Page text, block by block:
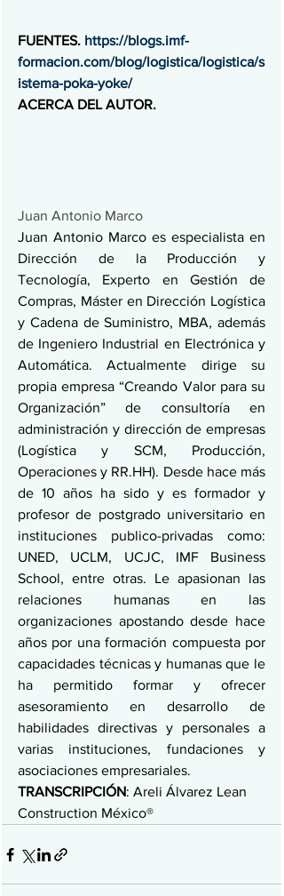
FUENTES. https://blogs.imf-
formacion.com/blog/logistica/logistica/s
istema-poka-yoke/
ACERCA DEL AUTOR.
Juan Antonio Marco
Juan Antonio Marco es especialista en
Dirección de la Producción y
Tecnología, Experto en Gestión de
Compras, Máster en Dirección Logística
y Cadena de Suministro, MBA, además
de Ingeniero Industrial en Electrónica y
Automática. Actualmente dirige su
propia empresa “Creando Valor para su
Organización” de consultoría en
administración y dirección de empresas
(Logística y SCM, Producción,
Operaciones y RR.HH). Desde hace más
de 10 años ha sido y es formador y
profesor de postgrado universitario en
instituciones publico-privadas como:
UNED, UCLM, UCJC, IMF Business
School, entre otras. Le apasionan las
relaciones humanas en las
organizaciones apostando desde hace
años por una formación compuesta por
capacidades técnicas y humanas que le
ha permitido formar y ofrecer
asesoramiento en desarrollo de
habilidades directivas y personales a
varias instituciones, fundaciones y
asociaciones empresariales.
TRANSCRIPCIÓN: Areli Álvarez Lean
Construction México®